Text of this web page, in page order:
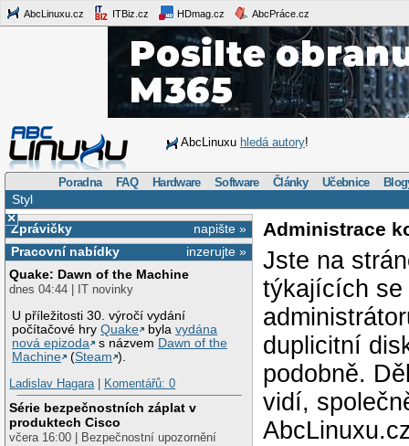
AbcLinuxu.cz ITBiz.cz HDmag.cz AbcPráce.cz
AbcLinuxu hledá autory!
Poradna FAQ Hardware Software Články Učebnice
Styl
×
napište »
Zprávičky
inzerujte »
Pracovní nabídky
Quake: Dawn of the Machine
dnes 04:44 | IT novinky
U příležitosti 30. výročí vydání
počítačové hryQuake bylavydána
nová epizoda
s názvem Dawn of the
Machine
(Steam ).
Ladislav Hagara| Komentářů: 0
Série bezpečnostních záplat v
produktech Cisco
včera 16:00 | Bezpečnostní upozornění
Administrace
Jste na
týkajících se
duplicitní
podobně.
vidí,